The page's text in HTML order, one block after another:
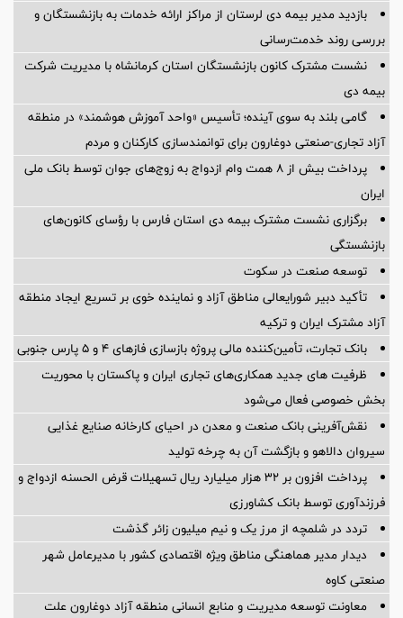
بازدید مدیر بیمه دی لرستان از مراکز ارائه خدمات به بازنشستگان و
بررسی روند خدمت‌رسانی
نشست مشترک کانون بازنشستگان استان کرمانشاه با مدیریت شرکت
بیمه دی
گامی بلند به سوی آینده؛ تأسیس «واحد آموزش هوشمند» در منطقه
آزاد تجاری-صنعتی دوغارون برای توانمندسازی کارکنان و مردم
پرداخت بیش از ۸ همت وام ازدواج به زوج‌های جوان توسط بانک ملی
ایران
برگزاری نشست مشترک بیمه دی استان فارس با رؤسای کانون‌های
بازنشستگی
توسعه صنعت در سکوت
تأکید دبیر شورایعالی مناطق آزاد و نماینده خوی بر تسریع ایجاد منطقه
آزاد مشترک ایران و ترکیه
بانک تجارت، تأمین‌کننده مالی پروژه بازسازی فازهای ۴ و ۵ پارس جنوبی
ظرفیت های جدید همکاری‌های تجاری ایران و پاکستان با محوریت
بخش خصوصی فعال می‌شود
نقش‌آفرینی بانک صنعت و معدن در احیای کارخانه صنایع غذایی
سیروان دالاهو و بازگشت آن به چرخه تولید
پرداخت افزون بر 32 هزار میلیارد ریال تسهیلات قرض الحسنه ازدواج و
فرزندآوری توسط بانک کشاورزی
تردد در شلمچه از مرز یک و نیم میلیون زائر گذشت
دیدار مدیر هماهنگی مناطق ویژه اقتصادی کشور با مدیرعامل شهر
صنعتی کاوه
معاونت توسعه مدیریت و منابع انسانی منطقه آزاد دوغارون علت